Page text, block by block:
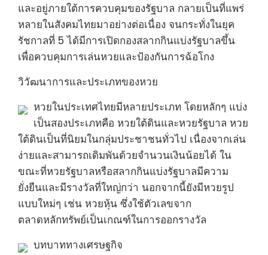
และอยู่ภายใต้การควบคุมของรัฐบาล กลายเป็นที่แพร่
หลายในสังคมไทยมาอย่างต่อเนื่อง จนกระทั่งในยุค
รัชกาลที่ 5 ได้มีการเปิดกองสลากกินแบ่งรัฐบาลขึ้น
เพื่อควบคุมการเล่นหวยและป้องกันการฉ้อโกง
วิวัฒนาการและประเภทของหวย
หวยในประเทศไทยมีหลายประเภท โดยหลักๆ แบ่ง
เป็นสองประเภทคือ หวยใต้ดินและหวยรัฐบาล หวย
ใต้ดินเป็นที่นิยมในกลุ่มประชาชนทั่วไป เนื่องจากเล่น
ง่ายและสามารถเดิมพันด้วยจำนวนเงินน้อยได้ ใน
ขณะที่หวยรัฐบาลหรือสลากกินแบ่งรัฐบาลมีความ
ยั่งยืนและมีรางวัลที่ใหญ่กว่า นอกจากนี้ยังมีหวยรูป
แบบใหม่ๆ เช่น หวยหุ้น ซึ่งใช้ตัวเลขจาก
ตลาดหลักทรัพย์เป็นเกณฑ์ในการออกรางวัล
บทบาททางเศรษฐกิจ